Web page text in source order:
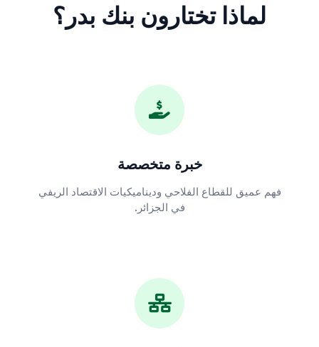
لماذا تختارون بنك بدر؟
خبرة متخصصة
فهم عميق للقطاع الفلاحي وديناميكيات الاقتصاد الريفي
في الجزائر.